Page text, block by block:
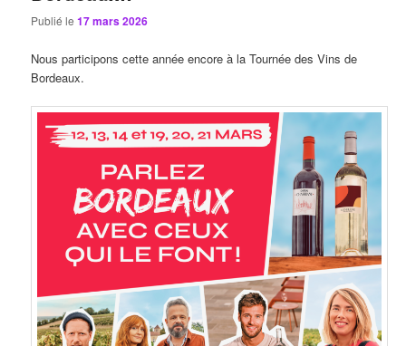
Publié le17 mars 2026
Nous participons cette année encore à la Tournée des Vins de
Bordeaux.